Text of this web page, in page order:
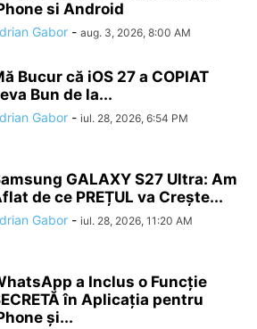
si Android
Gabor - aug. 3, 2026, 8:00 AM
Bucur că iOS 27 a COPIAT
Bun de la...
Gabor - iul. 28, 2026, 6:54 PM
GALAXY S27 Ultra: Am
de ce PREȚUL va Crește...
Gabor - iul. 28, 2026, 11:20 AM
a Inclus o Funcție
în Aplicația pentru
și...